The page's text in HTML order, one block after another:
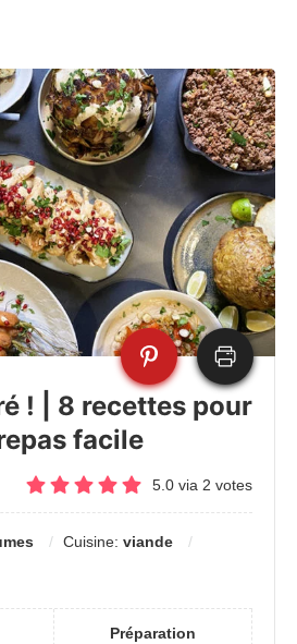
! | 8 recettes pour
facile
5.0 via 2 votes
Cuisine: viande
Préparation